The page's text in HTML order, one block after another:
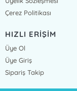
Çerez Politikası
HIZLI ERİŞİM
Üye Ol
Üye Giriş
Sipariş Takip